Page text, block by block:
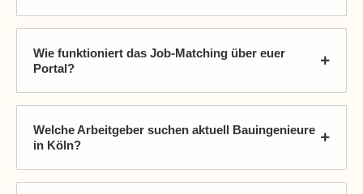
Wie funktioniert das Job-Matching über euer
Portal?
Welche Arbeitgeber suchen aktuell Bauingenieure
in Köln?